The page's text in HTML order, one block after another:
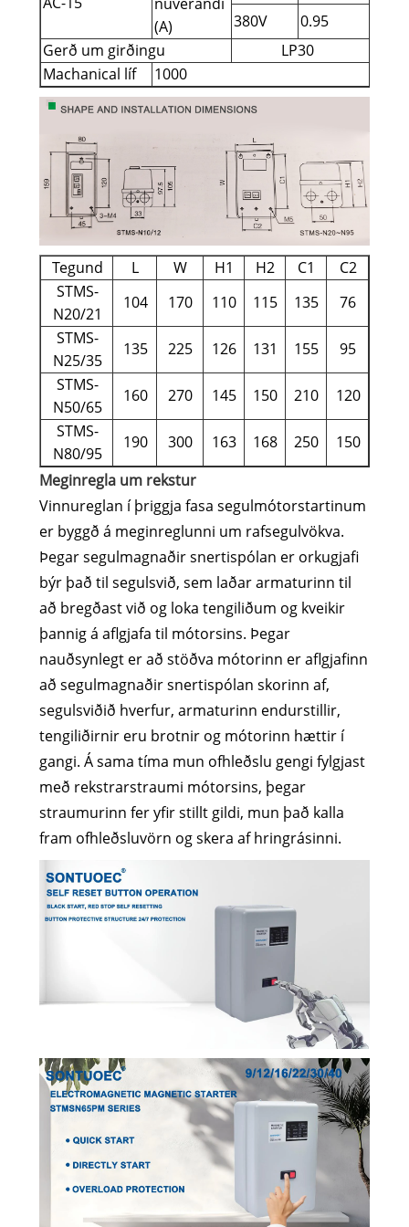
(A)
380V
0.95
Gerð um girðingu
LP30
Machanical líf
1000
Tegund L W H1 H2 C1
C2
STMS-
N20/21
104 170 110 115 135
76
STMS-
N25/35
135 225 126 131 155
95
STMS-
N50/65
160 270 145 150 210
120
STMS-
N80/95
190 300 163 168 250
150
Meginregla um rekstur
Vinnureglan í þriggja fasa segulmótorstartinum
er byggð á meginreglunni um rafsegulvökva.
Þegar segulmagnaðir snertispólan er orkugjafi
býr það til segulsvið, sem laðar armaturinn til
að bregðast við og loka tengiliðum og kveikir
þannig á aflgjafa til mótorsins. Þegar
nauðsynlegt er að stöðva mótorinn er aflgjafinn
að segulmagnaðir snertispólan skorinn af,
segulsviðið hverfur, armaturinn endurstillir,
tengiliðirnir eru brotnir og mótorinn hættir í
gangi. Á sama tíma mun ofhleðslu gengi fylgjast
með rekstrarstraumi mótorsins, þegar
straumurinn fer yfir stillt gildi, mun það kalla
fram ofhleðsluvörn og skera af hringrásinni.